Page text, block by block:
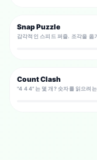
Snap Puzzle
Count Clash